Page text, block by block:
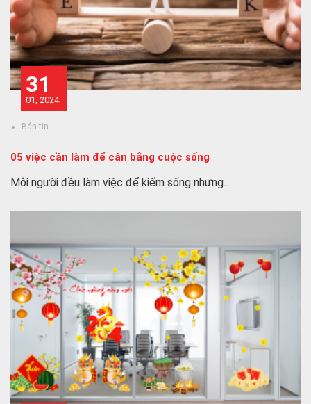
31
01, 2024
Bản tin
05 việc cần làm để cân bằng cuộc sống
Mỗi người đều làm việc để kiếm sống nhưng...